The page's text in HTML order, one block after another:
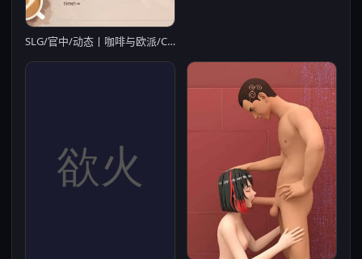
SLG/官中/动态丨咖啡与欧派/Coffee & Boobs Ver1.6+DLC 官方中文 【20251109】